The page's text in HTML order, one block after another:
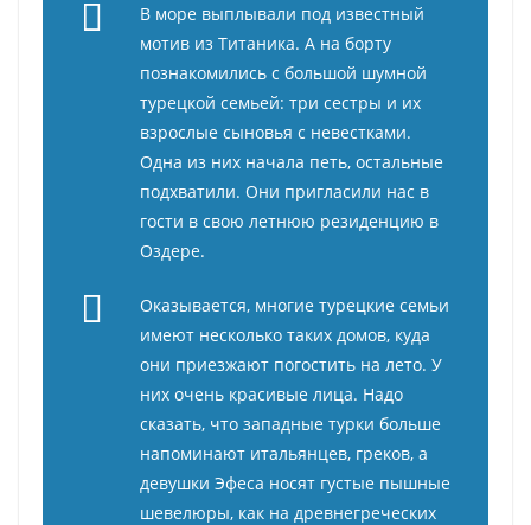
В море выплывали под известный
мотив из Титаника. А на борту
познакомились с большой шумной
турецкой семьей: три сестры и их
взрослые сыновья с невестками.
Одна из них начала петь, остальные
подхватили. Они пригласили нас в
гости в свою летнюю резиденцию в
Оздере.
Оказывается, многие турецкие семьи
имеют несколько таких домов, куда
они приезжают погостить на лето. У
них очень красивые лица. Надо
сказать, что западные турки больше
напоминают итальянцев, греков, а
девушки Эфеса носят густые пышные
шевелюры, как на древнегреческих